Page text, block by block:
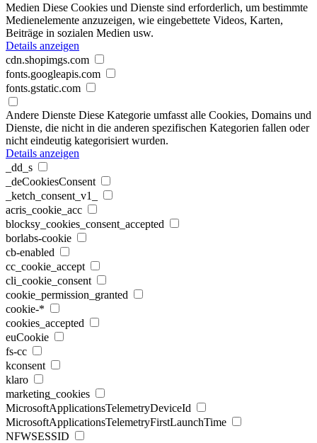
Medien Diese Cookies und Dienste sind erforderlich, um bestimmte
Medienelemente anzuzeigen, wie eingebettete Videos, Karten,
Beiträge in sozialen Medien usw.
Details anzeigen
cdn.shopimgs.com
fonts.googleapis.com
fonts.gstatic.com
Andere Dienste Diese Kategorie umfasst alle Cookies, Domains und
Dienste, die nicht in die anderen spezifischen Kategorien fallen oder
nicht eindeutig kategorisiert wurden.
Details anzeigen
_dd_s
_deCookiesConsent
_ketch_consent_v1_
acris_cookie_acc
blocksy_cookies_consent_accepted
borlabs-cookie
cb-enabled
cc_cookie_accept
cli_cookie_consent
cookie_permission_granted
cookie-*
cookies_accepted
euCookie
fs-cc
kconsent
klaro
marketing_cookies
MicrosoftApplicationsTelemetryDeviceId
MicrosoftApplicationsTelemetryFirstLaunchTime
NFWSESSID